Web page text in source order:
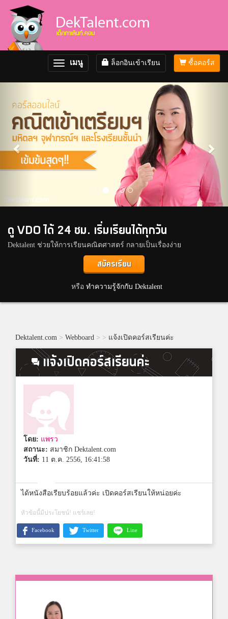
ซื้อคอร์ส
ล็อกอินเข้าเรียน
Toggle
navigation
เมนู
ดู VDO ได้ 24 ชม. เริ่มเรียนได้ทุกวัน
Dektalent ช่วยให้การเรียนคณิตศาสตร์ กลายเป็นเรื่องง่าย
สมัครเรียน
หรือ ทำความรู้จักกับ Dektalent
Dektalent.com > Webboard > > แจ้งเปิดคอร์สเรียนค่ะ
แจ้งเปิดคอร์สเรียนค่ะ
โดย: แพรว
สถานะ: สมาชิก Dektalent.com
วันที่: 11 ต.ค. 2556, 16:41:58
ได้หนังสือเรียบร้อยแล้วค่ะ เปิดคอร์สเรียนให้หน่อยค่ะ
หัวข้อนี้มีประโยชน์! แชร์เลย!
Facebook Twitter Line